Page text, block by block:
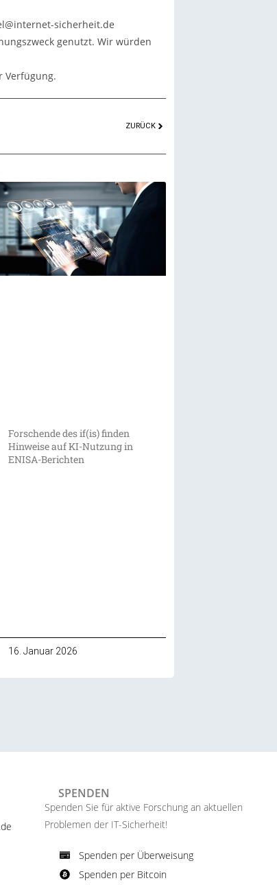
sicherheit.de
genutzt. Wir würden
Verfügung.
ZURÜCK
Forschende des if(is) finden
Hinweise auf KI-Nutzung in
ENISA-Berichten
16. Januar 2026
SPENDEN
Spenden Sie für aktive Forschung an aktuellen
Problemen der IT-Sicherheit!​
Spenden per Überweisung​
Spenden per Bitcoin​